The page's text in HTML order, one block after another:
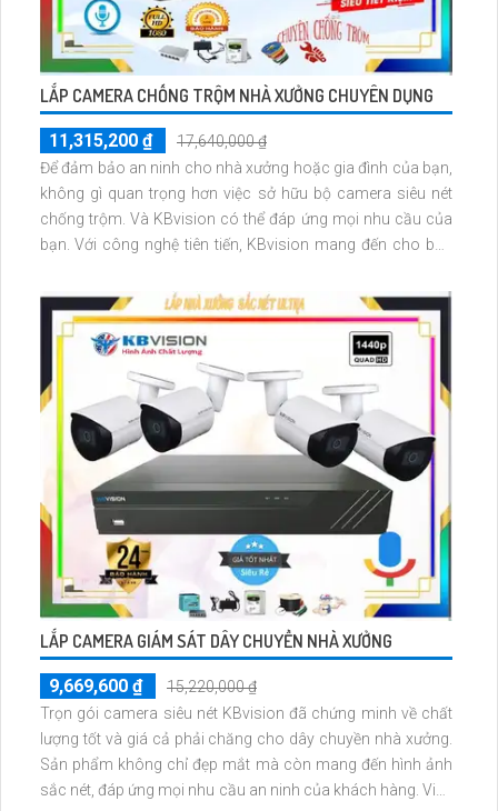
LẮP CAMERA CHỐNG TRỘM NHÀ XƯỞNG CHUYÊN DỤNG
11,315,200 ₫
17,640,000 ₫
Để đảm bảo an ninh cho nhà xưởng hoặc gia đình của bạn,
không gì quan trọng hơn việc sở hữu bộ camera siêu nét
chống trộm. Và KBvision có thể đáp ứng mọi nhu cầu của
bạn. Với công nghệ tiên tiến, KBvision mang đến cho bạn
LẮP CAMERA GIÁM SÁT DÂY CHUYỀN NHÀ XƯỞNG
9,669,600 ₫
15,220,000 ₫
Trọn gói camera siêu nét KBvision đã chứng minh về chất
lượng tốt và giá cả phải chăng cho dây chuyền nhà xưởng.
Sản phẩm không chỉ đẹp mắt mà còn mang đến hình ảnh
sắc nét, đáp ứng mọi nhu cầu an ninh của khách hàng. Việc